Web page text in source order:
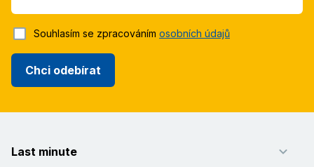
Chci odebírat
Souhlasím se zpracováním osobních údajů
Last minute